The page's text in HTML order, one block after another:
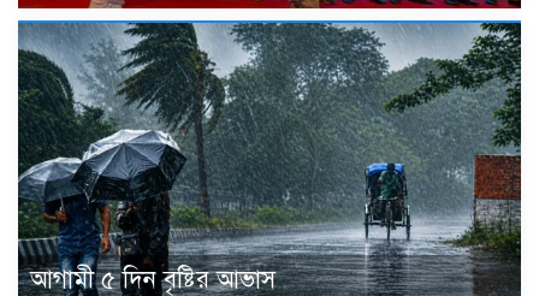
আগামী ৫ দিন বৃষ্টির আভাস